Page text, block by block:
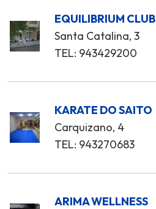
EQUILIBRIUM CLUB
Santa Catalina, 3
TEL: 943429200
KARATE DO SAITO
Carquizano, 4
TEL: 943270683
ARIMA WELLNESS